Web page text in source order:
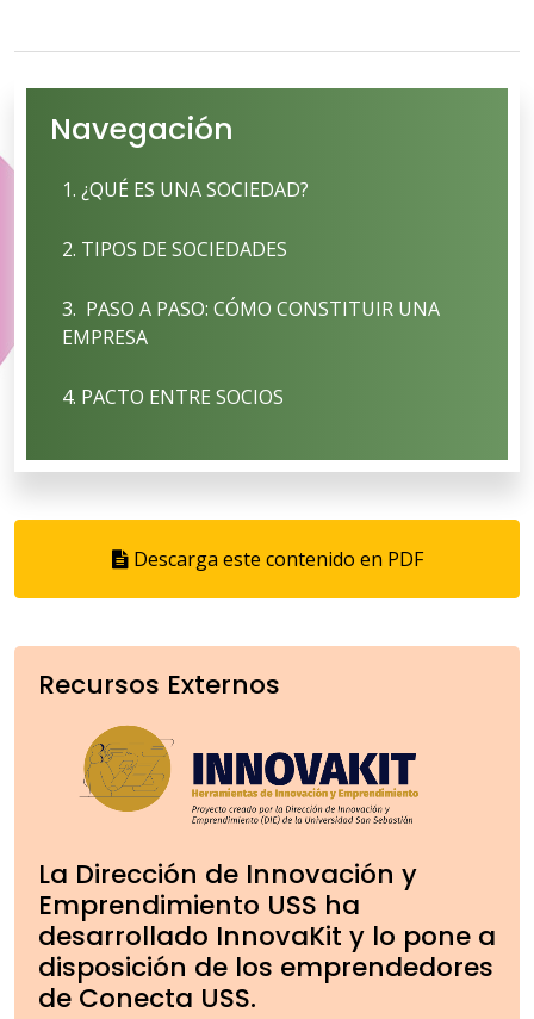
Navegación
1. ¿QUÉ ES UNA SOCIEDAD?
2. TIPOS DE SOCIEDADES
3. PASO A PASO: CÓMO CONSTITUIR UNA
EMPRESA
4. PACTO ENTRE SOCIOS
Descarga este contenido en PDF
Recursos Externos
La Dirección de Innovación y
Emprendimiento USS ha
desarrollado InnovaKit y lo pone a
disposición de los emprendedores
de Conecta USS.